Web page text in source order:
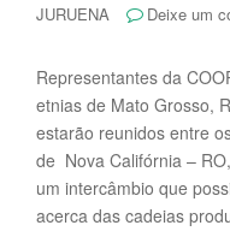
JURUENA
Deixe um
Representantes da
etnias de Mato Grosso,
estarão reunidos entre
de Nova Califórnia –
um intercâmbio que
acerca das cadeias